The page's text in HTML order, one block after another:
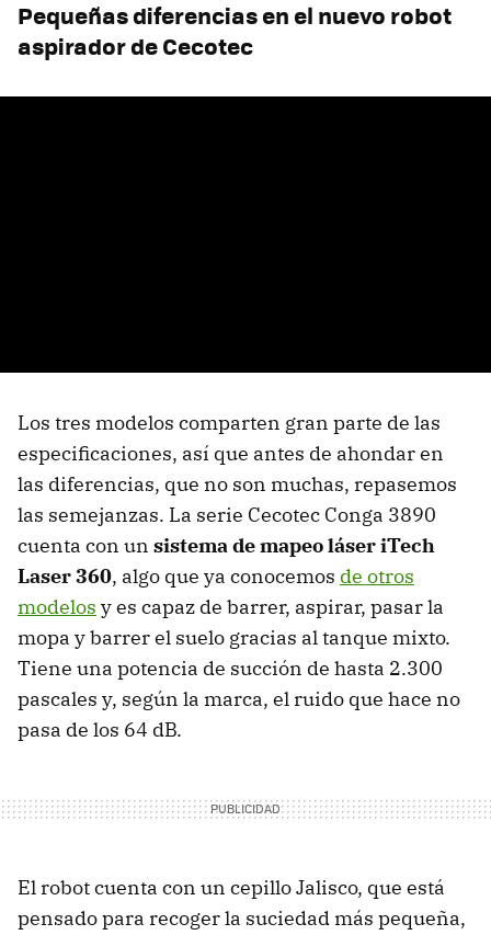
Pequeñas diferencias en el nuevo robot
aspirador de Cecotec
Los tres modelos comparten gran parte de las
especificaciones, así que antes de ahondar en
las diferencias, que no son muchas, repasemos
las semejanzas. La serie Cecotec Conga 3890
cuenta con un sistema de mapeo láser iTech
Laser 360, algo que ya conocemos de otros
modelos y es capaz de barrer, aspirar, pasar la
mopa y barrer el suelo gracias al tanque mixto.
Tiene una potencia de succión de hasta 2.300
pascales y, según la marca, el ruido que hace no
pasa de los 64 dB.
El robot cuenta con un cepillo Jalisco, que está
pensado para recoger la suciedad más pequeña,